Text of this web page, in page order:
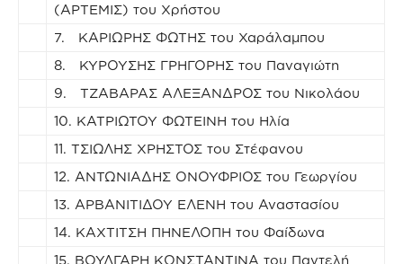
(ΑΡΤΕΜΙΣ) του Χρήστου
7. ΚΑΡΙΩΡΗΣ ΦΩΤΗΣ του Χαράλαμπου
8. ΚΥΡΟΥΣΗΣ ΓΡΗΓΟΡΗΣ του Παναγιώτη
9. ΤΖΑΒΑΡΑΣ ΑΛΕΞΑΝΔΡΟΣ του Νικολάου
10. ΚΑΤΡΙΩΤΟΥ ΦΩΤΕΙΝΗ του Ηλία
11. ΤΣΙΩΛΗΣ ΧΡΗΣΤΟΣ του Στέφανου
12. ΑΝΤΩΝΙΑΔΗΣ ΟΝΟΥΦΡΙΟΣ του Γεωργίου
13. ΑΡΒΑΝΙΤΙΔΟΥ ΕΛΕΝΗ του Αναστασίου
14. ΚΑΧΤΙΤΣΗ ΠΗΝΕΛΟΠΗ του Φαίδωνα
15. ΒΟΥΛΓΑΡΗ ΚΩΝΣΤΑΝΤΙΝΑ του Παντελή